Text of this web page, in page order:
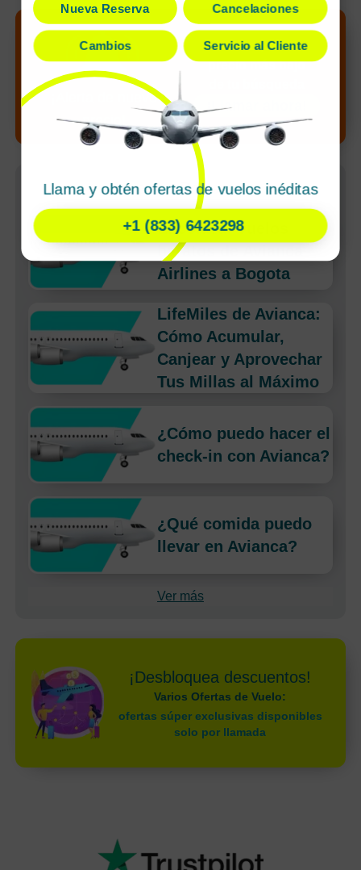
¡Alerta de nuevo
precio!
Desbloquea el
precio más bajo
¡Llamar ahora!
Artículos Recientes
Encontrar vuelos
baratos de Avianca
Airlines a Bogota
LifeMiles de Avianca:
Cómo Acumular,
Canjear y Aprovechar
Tus Millas al Máximo
¿Cómo puedo hacer el
check-in con Avianca?
¿Qué comida puedo
llevar en Avianca?
Ver más
¡Desbloquea descuentos!
Varios Ofertas de Vuelo:
ofertas súper exclusivas disponibles
solo por llamada
Nueva Reserva Cancelaciones
Cambios Servicio al Cliente
Llama y obtén ofertas de vuelos inéditas
+1 (833) 6423298